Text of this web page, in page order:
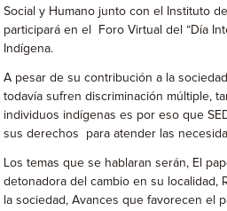
Social y Humano junto con el Instituto
participará en el Foro Virtual del “Día
Indígena.
A pesar de su contribución a la
todavía sufren discriminación múltiple,
individuos indígenas es por eso que
sus derechos para atender las
Los temas que se hablaran serán, El
detonadora del cambio en su localidad,
la sociedad, Avances que favorecen el